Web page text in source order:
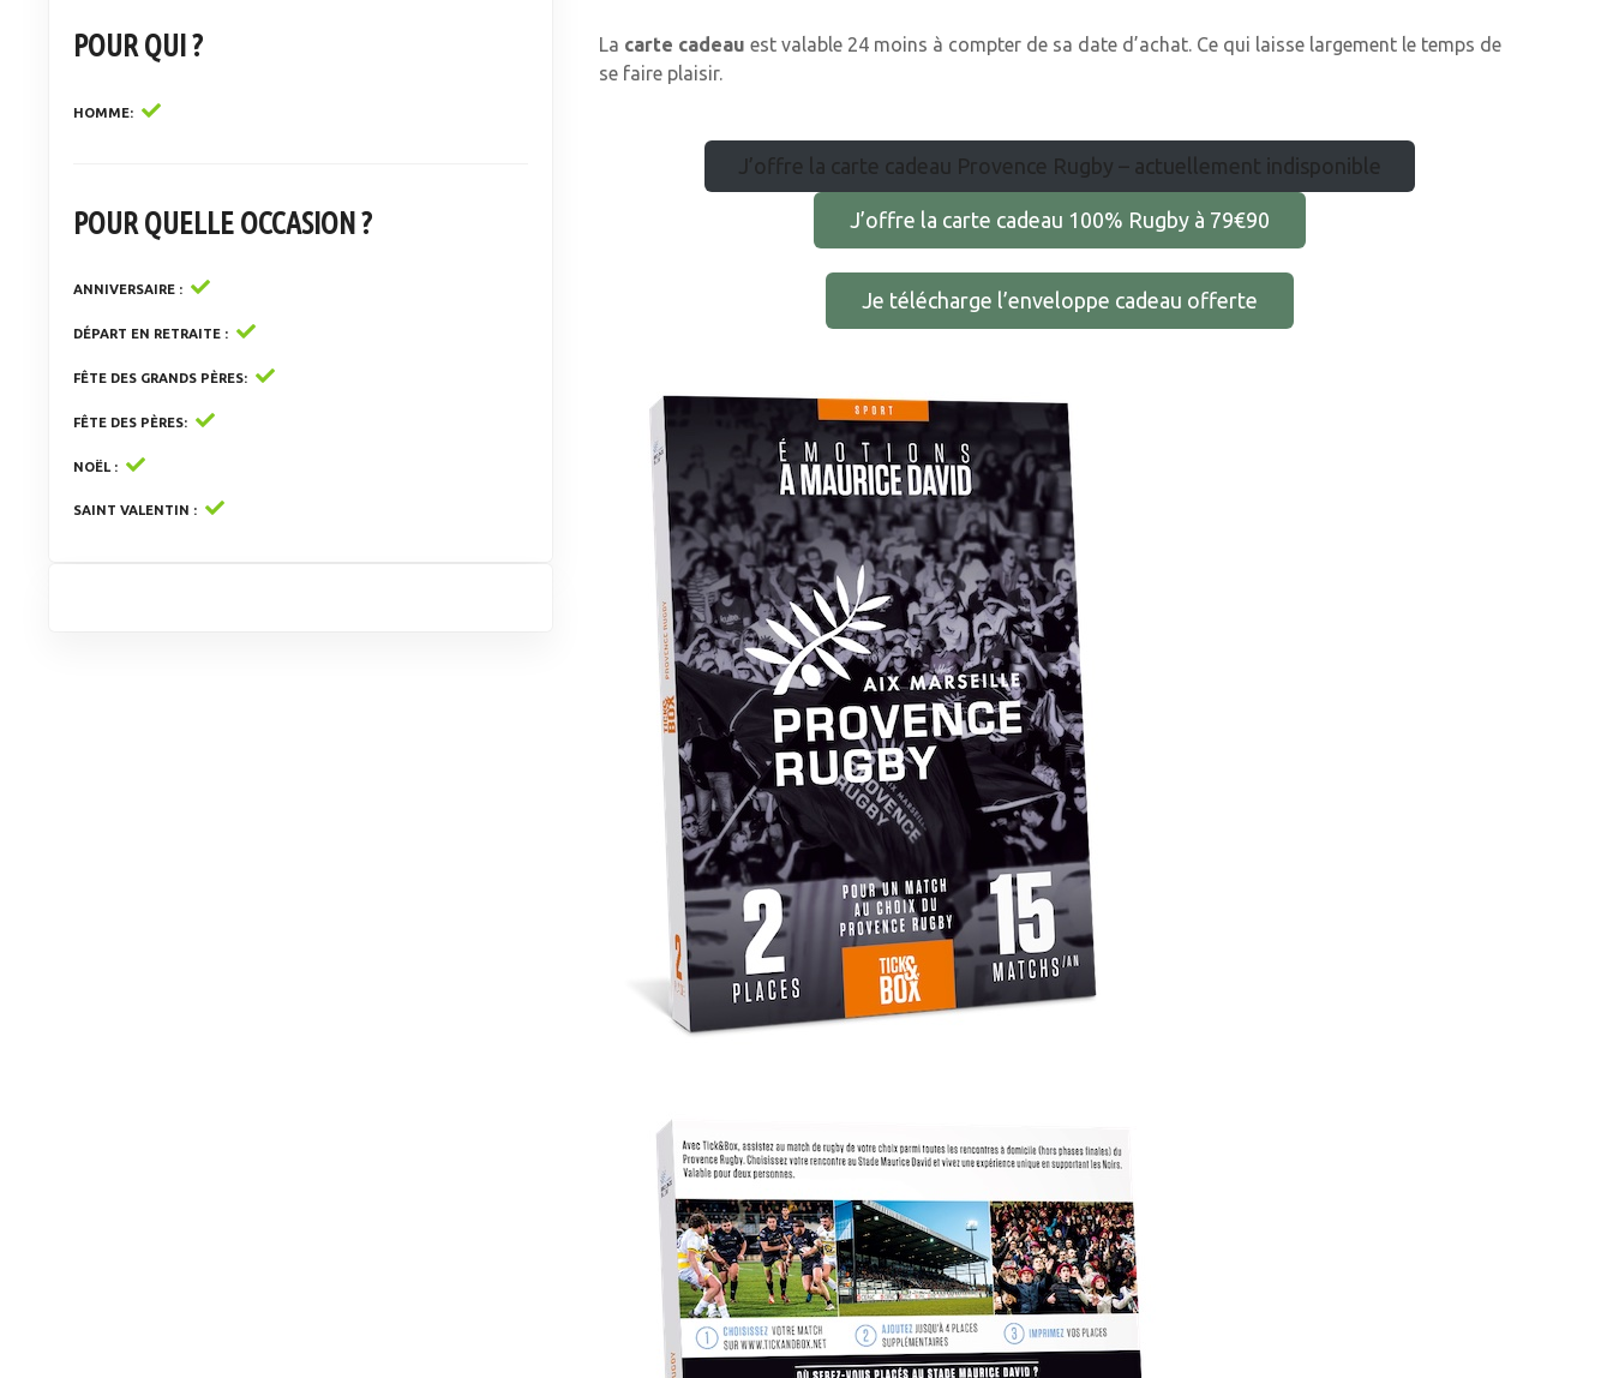
POUR QUI ?
HOMME
POUR QUELLE OCCASION ?
ANNIVERSAIRE
DÉPART EN RETRAITE
FÊTE DES GRANDS PÈRES
FÊTE DES PÈRES
NOËL
SAINT VALENTIN
La carte cadeau est valable 24 moins à compter de sa date d’achat. Ce qui laisse largement le temps de
se faire plaisir.
J’offre la carte cadeau Provence Rugby – actuellement indisponible
J’offre la carte cadeau 100% Rugby à 79€90
Je télécharge l’enveloppe cadeau offerte